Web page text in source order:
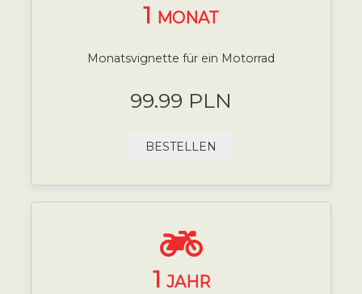
1 MONAT
Monatsvignette für ein Motorrad
99.99 PLN
BESTELLEN
1 JAHR